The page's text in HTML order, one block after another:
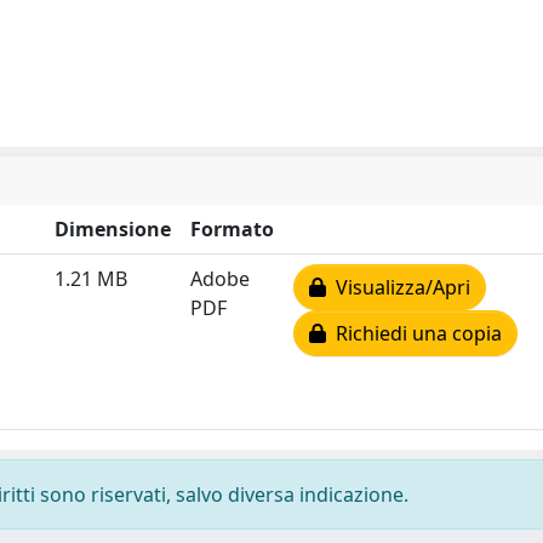
Dimensione
Formato
1.21 MB
Adobe
PDF
Visualizza/Apri
Richiedi una copia
sono riservati, salvo diversa indicazione.